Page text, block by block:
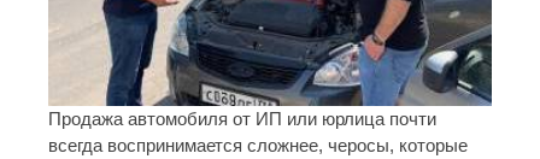
Продажа автомобиля от ИП или юрлица почти
всегда воспринимается сложнее, черосы, которые